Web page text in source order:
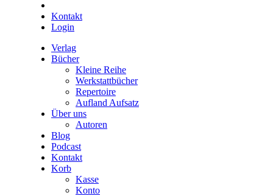
Kontakt
Login
Verlag
Bücher
Kleine Reihe
Werkstattbücher
Repertoire
Aufland Aufsatz
Über uns
Autoren
Blog
Podcast
Kontakt
Korb
Kasse
Konto